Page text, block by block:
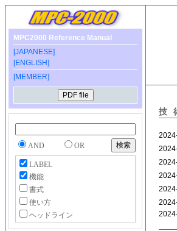
MPC2000 Reference Manual
[JAPANESE]
[ENGLISH]
[MEMBER]
AND OR
LABEL
機能
書式
使い方
ヘッドライン
技